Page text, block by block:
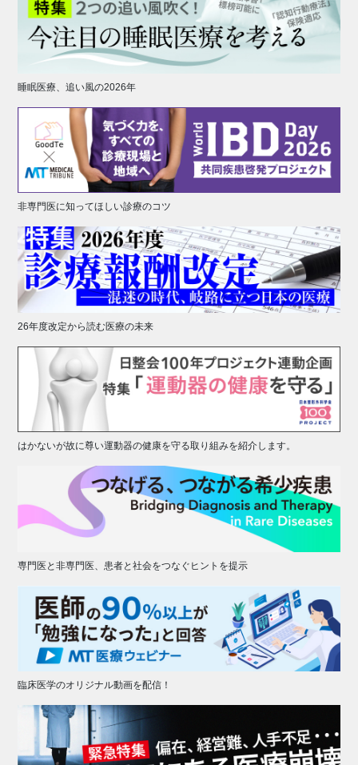
睡眠医療、追い風の2026年
非専門医に知ってほしい診療のコツ
26年度改定から読む医療の未来
はかないが故に尊い運動器の健康を守る取り組みを紹介します。
専門医と非専門医、患者と社会をつなぐヒントを提示
臨床医学のオリジナル動画を配信！